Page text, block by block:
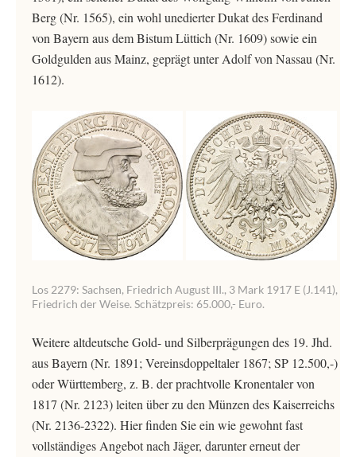
Berg (Nr. 1565), ein wohl unedierter Dukat des Ferdinand
von Bayern aus dem Bistum Lüttich (Nr. 1609) sowie ein
Goldgulden aus Mainz, geprägt unter Adolf von Nassau (Nr.
1612).
Los 2279: Sachsen, Friedrich August III., 3 Mark 1917 E (J.141),
Friedrich der Weise. Schätzpreis: 65.000,- Euro.
Weitere altdeutsche Gold- und Silberprägungen des 19. Jhd.
aus Bayern (Nr. 1891; Vereinsdoppeltaler 1867; SP 12.500,-)
oder Württemberg, z. B. der prachtvolle Kronentaler von
1817 (Nr. 2123) leiten über zu den Münzen des Kaiserreichs
(Nr. 2136-2322). Hier finden Sie ein wie gewohnt fast
vollständiges Angebot nach Jäger, darunter erneut der